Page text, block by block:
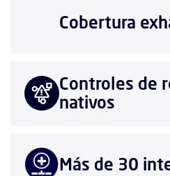
Cobertura
Controles de
nativos
Más de 30